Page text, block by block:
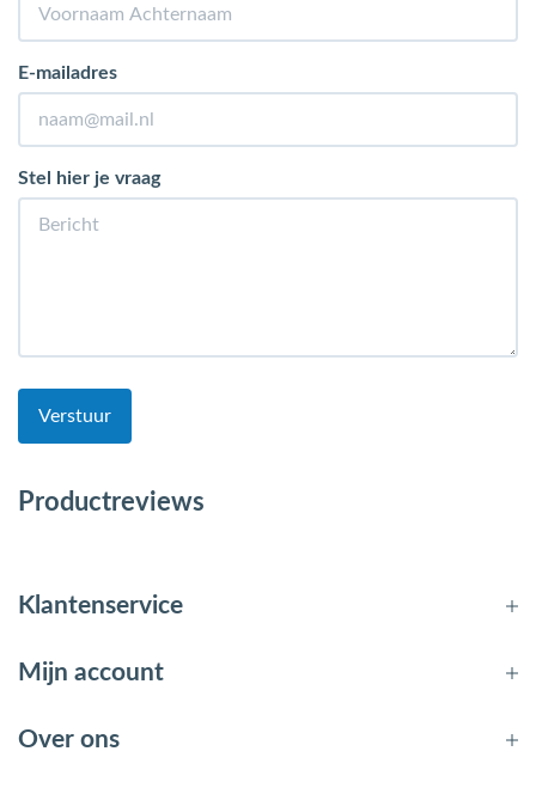
E-mailadres
Stel hier je vraag
Verstuur
Productreviews
Klantenservice
Mijn account
Over ons